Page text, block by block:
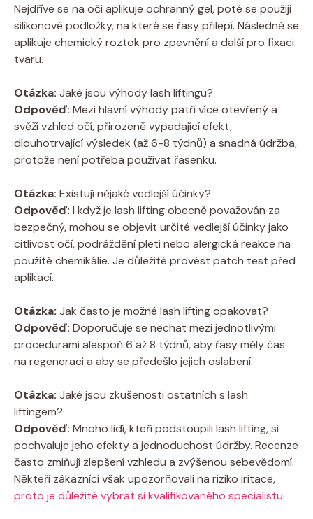
Nejdříve se na oči aplikuje ochranný gel, poté se použijí
silikonové podložky, na které se řasy přilepí. Následně se
aplikuje chemický roztok pro zpevnění a další pro fixaci
tvaru.
Otázka: Jaké jsou výhody lash liftingu?
Odpověď: Mezi hlavní výhody patří více otevřený a
svěží vzhled očí, přirozeně vypadající efekt,
dlouhotrvající výsledek (až 6-8 týdnů) a snadná údržba,
protože není potřeba používat řasenku.
Otázka: Existují nějaké vedlejší účinky?
Odpověď: I když je lash lifting obecně považován za
bezpečný, mohou se objevit určité vedlejší účinky jako
citlivost očí, podráždění pleti nebo alergická reakce na
použité chemikálie. Je důležité provést patch test před
aplikací.
Otázka: Jak často je možné lash lifting opakovat?
Odpověď: Doporučuje se nechat mezi jednotlivými
procedurami alespoň 6 až 8 týdnů, aby řasy měly čas
na regeneraci a aby se předešlo jejich oslabení.
Otázka: Jaké jsou zkušenosti ostatních s lash
liftingem?
Odpověď: Mnoho lidí, kteří podstoupili lash lifting, si
pochvaluje jeho efekty a jednoduchost údržby. Recenze
často zmiňují zlepšení vzhledu a zvýšenou sebevědomí.
Někteří zákazníci však upozorňovali na riziko iritace,
proto je důležité vybrat si kvalifikovaného specialistu.